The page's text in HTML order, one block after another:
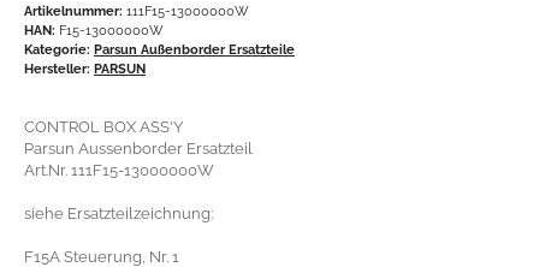
Artikelnummer: 111F15-13000000W
HAN: F15-13000000W
Kategorie: Parsun Außenborder Ersatzteile
Hersteller: PARSUN
CONTROL BOX ASS'Y
Parsun Aussenborder Ersatzteil
Art.Nr. 111F15-13000000W
siehe Ersatzteilzeichnung:
F15A Steuerung, Nr. 1